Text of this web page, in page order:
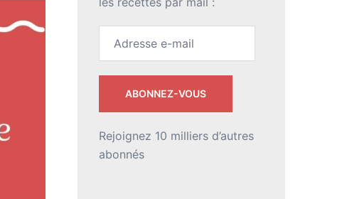
ABONNEZ-VOUS
Rejoignez 10 milliers d’autres
abonnés